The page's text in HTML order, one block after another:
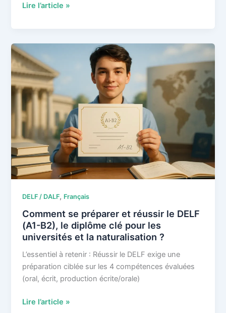
Quels
meilleurs
cours
d’anglais
en
prépa
en
2026
Lire l’article »
DELF / DALF, Français
Comment se préparer et réussir le DELF
(A1-B2), le diplôme clé pour les
universités et la naturalisation ?
L’essentiel à retenir : Réussir le DELF exige une
préparation ciblée sur les 4 compétences évaluées
(oral, écrit, production écrite/orale)
Comment
Lire l’article »